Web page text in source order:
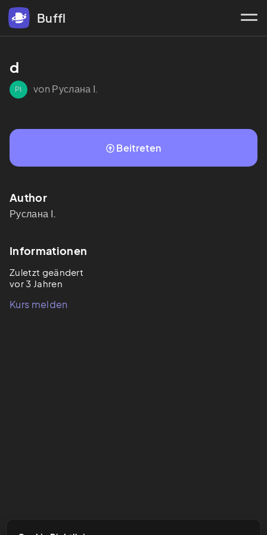
Buffl
d
РІ von Руслана І.
Beitreten
Author
Руслана І.
Informationen
Zuletzt geändert
vor 3 Jahren
Kurs melden